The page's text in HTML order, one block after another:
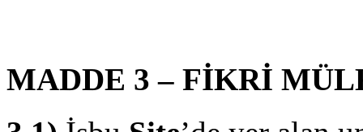
MADDE 3 – FİKRİ